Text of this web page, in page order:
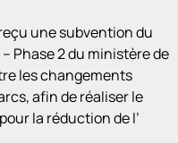
une subvention du
Phase 2 du ministère de
les changements
afin de réaliser le
pour la réduction de l’